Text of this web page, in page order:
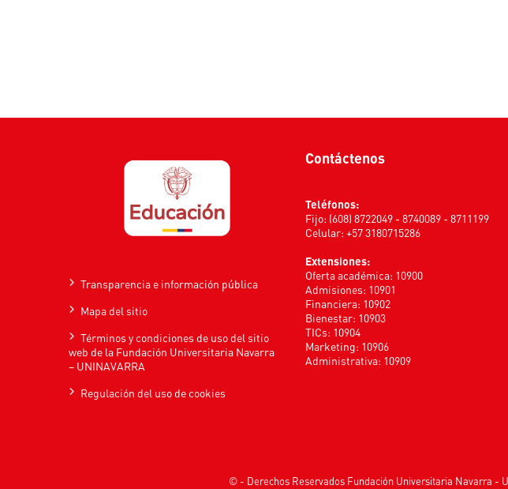
Transparencia e información pública
Mapa del sitio
Términos y condiciones de uso del sitio
web de la Fundación Universitaria Navarra
– UNINAVARRA
Regulación del uso de cookies
Contáctenos
Teléfonos:
Fijo: (608) 8722049 - 8740089 - 8711199
Celular: +57 3180715286
Extensiones:
Oferta académica: 10900
Admisiones: 10901
Financiera: 10902
Bienestar: 10903
TICs: 10904
Marketing: 10906
Administrativa: 10909
© - Derechos Reservados Fundación Universitaria Navarra -